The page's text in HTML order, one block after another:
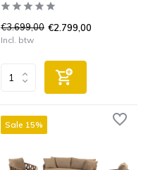
€3.699,00 €2.799,00
Incl. btw
Sale 15%